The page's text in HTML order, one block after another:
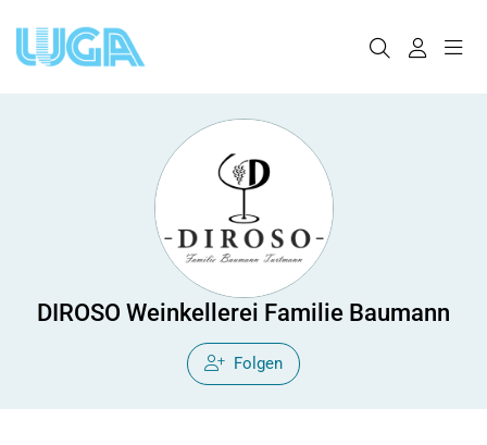
DIROSO Weinkellerei Familie Baumann
Folgen